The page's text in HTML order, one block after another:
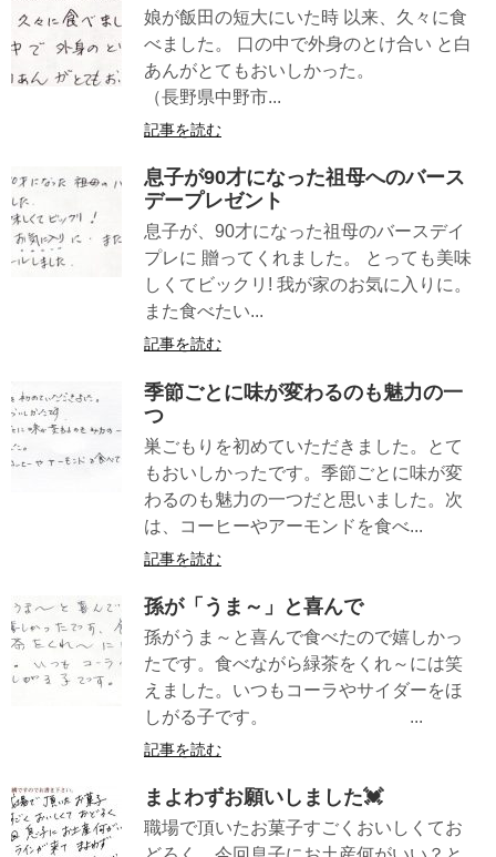
娘が飯田の短大にいた時 以来、久々に食
べました。 口の中で外身のとけ合い と白
あんがとてもおいしかった。
（長野県中野市...
記事を読む
息子が90才になった祖母へのバース
デープレゼント
息子が、90才になった祖母のバースデイ
プレに 贈ってくれました。 とっても美味
しくてビックリ! 我が家のお気に入りに。
また食べたい...
記事を読む
季節ごとに味が変わるのも魅力の一
つ
巣ごもりを初めていただきました。とて
もおいしかったです。季節ごとに味が変
わるのも魅力の一つだと思いました。次
は、コーヒーやアーモンドを食べ...
記事を読む
孫が「うま～」と喜んで
孫がうま～と喜んで食べたので嬉しかっ
たです。食べながら緑茶をくれ～には笑
えました。いつもコーラやサイダーをほ
しがる子です。 ...
記事を読む
まよわずお願いしました💓
職場で頂いたお菓子すごくおいしくてお